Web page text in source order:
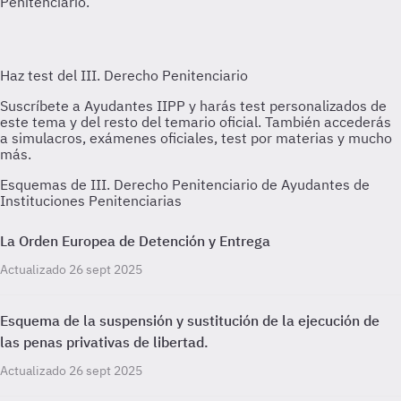
Esquemas de III. Derecho Penitenciario de Ayudantes de
Instituciones Penitenciarias
La Orden Europea de Detención y Entrega
Actualizado 26 sept 2025
Esquema de la suspensión y sustitución de la ejecución de
las penas privativas de libertad.
Actualizado 26 sept 2025